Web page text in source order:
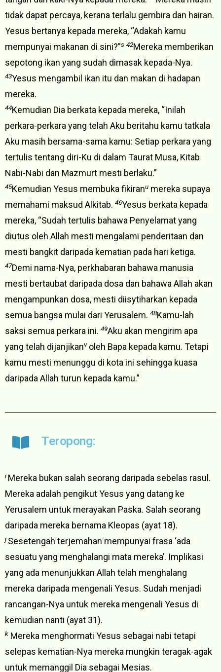
tidak dapat percaya, kerana terlalu gembira dan hairan.
Yesus bertanya kepada mereka, “Adakah kamu
mempunyai makanan di sini?”s 42Mereka memberikan
sepotong ikan yang sudah dimasak kepada-Nya.
43Yesus mengambil ikan itu dan makan di hadapan
mereka.
44Kemudian Dia berkata kepada mereka, “Inilah
perkara-perkara yang telah Aku beritahu kamu tatkala
Aku masih bersama-sama kamu: Setiap perkara yang
tertulis tentang diri-Ku di dalam Taurat Musa, Kitab
Nabi-Nabi dan Mazmurt mesti berlaku.”
45Kemudian Yesus membuka fikiranu mereka supaya
memahami maksud Alkitab. 46Yesus berkata kepada
mereka, “Sudah tertulis bahawa Penyelamat yang
diutus oleh Allah mesti mengalami penderitaan dan
mesti bangkit daripada kematian pada hari ketiga.
47Demi nama-Nya, perkhabaran bahawa manusia
mesti bertaubat daripada dosa dan bahawa Allah akan
mengampunkan dosa, mesti diisytiharkan kepada
semua bangsa mulai dari Yerusalem. 48Kamu-lah
saksi semua perkara ini. 49Aku akan mengirim apa
yang telah dijanjikanvoleh Bapa kepada kamu. Tetapi
kamu mesti menunggu di kota ini sehingga kuasa
daripada Allah turun kepada kamu.”
Teropong:
i Mereka bukan salah seorang daripada sebelas rasul.
Mereka adalah pengikut Yesus yang datang ke
Yerusalem untuk merayakan Paska. Salah seorang
daripada mereka bernama Kleopas (ayat 18).
j Sesetengah terjemahan mempunyai frasa ‘ada
sesuatu yang menghalangi mata mereka’. Implikasi
yang ada menunjukkan Allah telah menghalang
mereka daripada mengenali Yesus. Sudah menjadi
rancangan-Nya untuk mereka mengenali Yesus di
kemudian nanti (ayat 31).
k Mereka menghormati Yesus sebagai nabi tetapi
selepas kematian-Nya mereka mungkin teragak-agak
untuk memanggil Dia sebagai Mesias.